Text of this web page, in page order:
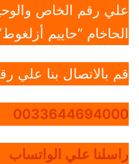
علي رقم الخاص
الحاخام “حاييم
قم بالاتصال بنا علي
0033644694000
راسلنا علي الواتساب